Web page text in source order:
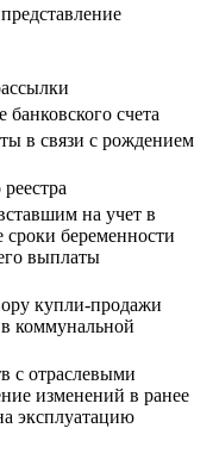
счета
в связи с рождением
на учет в
беременности
выплаты
купли-продажи
коммунальной
с отраслевыми
изменений в ранее
эксплуатацию